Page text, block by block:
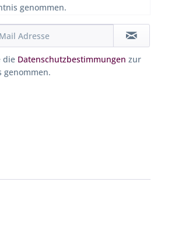
genommen.
die Datenschutzbestimmungen zur
genommen.